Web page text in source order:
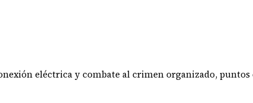
eléctrica y combate al crimen organizado, puntos